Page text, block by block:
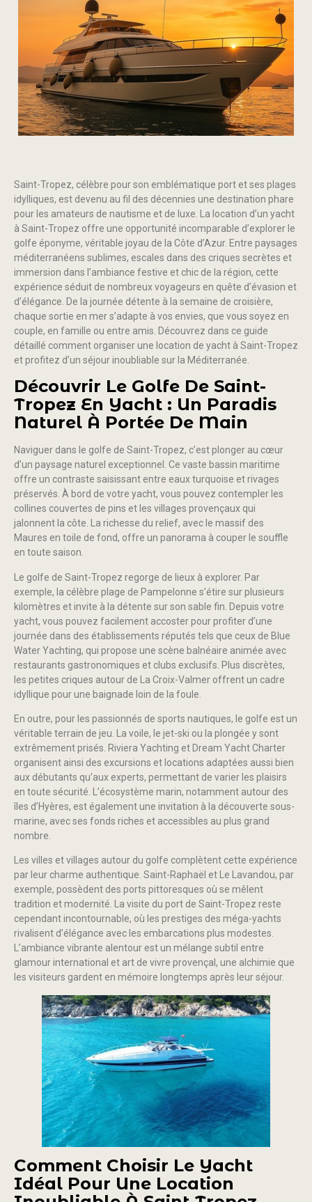
Saint-Tropez, célèbre pour son emblématique port et ses plages
idylliques, est devenu au fil des décennies une destination phare
pour les amateurs de nautisme et de luxe. La location d’un yacht
à Saint-Tropez offre une opportunité incomparable d’explorer le
golfe éponyme, véritable joyau de la Côte d’Azur. Entre paysages
méditerranéens sublimes, escales dans des criques secrètes et
immersion dans l’ambiance festive et chic de la région, cette
expérience séduit de nombreux voyageurs en quête d’évasion et
d’élégance. De la journée détente à la semaine de croisière,
chaque sortie en mer s’adapte à vos envies, que vous soyez en
couple, en famille ou entre amis. Découvrez dans ce guide
détaillé comment organiser une location de yacht à Saint-Tropez
et profitez d’un séjour inoubliable sur la Méditerranée.
Découvrir Le Golfe De Saint-
Tropez En Yacht : Un Paradis
Naturel À Portée De Main
Naviguer dans le golfe de Saint-Tropez, c’est plonger au cœur
d’un paysage naturel exceptionnel. Ce vaste bassin maritime
offre un contraste saisissant entre eaux turquoise et rivages
préservés. À bord de votre yacht, vous pouvez contempler les
collines couvertes de pins et les villages provençaux qui
jalonnent la côte. La richesse du relief, avec le massif des
Maures en toile de fond, offre un panorama à couper le souffle
en toute saison.
Le golfe de Saint-Tropez regorge de lieux à explorer. Par
exemple, la célèbre plage de Pampelonne s’étire sur plusieurs
kilomètres et invite à la détente sur son sable fin. Depuis votre
yacht, vous pouvez facilement accoster pour profiter d’une
journée dans des établissements réputés tels que ceux de Blue
Water Yachting, qui propose une scène balnéaire animée avec
restaurants gastronomiques et clubs exclusifs. Plus discrètes,
les petites criques autour de La Croix-Valmer offrent un cadre
idyllique pour une baignade loin de la foule.
En outre, pour les passionnés de sports nautiques, le golfe est un
véritable terrain de jeu. La voile, le jet-ski ou la plongée y sont
extrêmement prisés. Riviera Yachting et Dream Yacht Charter
organisent ainsi des excursions et locations adaptées aussi bien
aux débutants qu’aux experts, permettant de varier les plaisirs
en toute sécurité. L’écosystème marin, notamment autour des
îles d’Hyères, est également une invitation à la découverte sous-
marine, avec ses fonds riches et accessibles au plus grand
nombre.
Les villes et villages autour du golfe complètent cette expérience
par leur charme authentique. Saint-Raphaël et Le Lavandou, par
exemple, possèdent des ports pittoresques où se mêlent
tradition et modernité. La visite du port de Saint-Tropez reste
cependant incontournable, où les prestiges des méga-yachts
rivalisent d’élégance avec les embarcations plus modestes.
L’ambiance vibrante alentour est un mélange subtil entre
glamour international et art de vivre provençal, une alchimie que
les visiteurs gardent en mémoire longtemps après leur séjour.
Comment Choisir Le Yacht
Idéal Pour Une Location